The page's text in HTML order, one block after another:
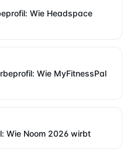
Wie Headspace
Wie MyFitnessPal
Wie Noom 2026 wirbt